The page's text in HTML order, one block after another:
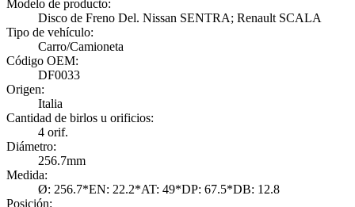
Modelo de producto:
Disco de Freno Del. Nissan SENTRA; Renault SCALA
Tipo de vehículo:
Carro/Camioneta
Código OEM:
DF0033
Origen:
Italia
Cantidad de birlos u orificios:
4 orif.
Diámetro:
256.7mm
Medida:
Ø: 256.7*EN: 22.2*AT: 49*DP: 67.5*DB: 12.8
Posición: